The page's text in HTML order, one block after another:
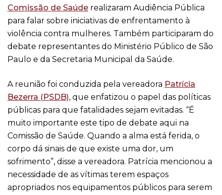
Comissão de Saúde realizaram Audiência Pública
para falar sobre iniciativas de enfrentamento à
violência contra mulheres. Também participaram do
debate representantes do Ministério Público de São
Paulo e da Secretaria Municipal da Saúde.
A reunião foi conduzida pela vereadora Patrícia
Bezerra (PSDB), que enfatizou o papel das políticas
públicas para que fatalidades sejam evitadas. “É
muito importante este tipo de debate aqui na
Comissão de Saúde. Quando a alma está ferida, o
corpo dá sinais de que existe uma dor, um
sofrimento”, disse a vereadora. Patrícia mencionou a
necessidade de as vítimas terem espaços
apropriados nos equipamentos públicos para serem